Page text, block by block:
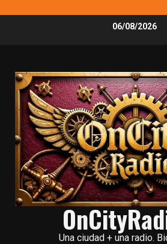
06/08/2026
Una ciudad + una radio.